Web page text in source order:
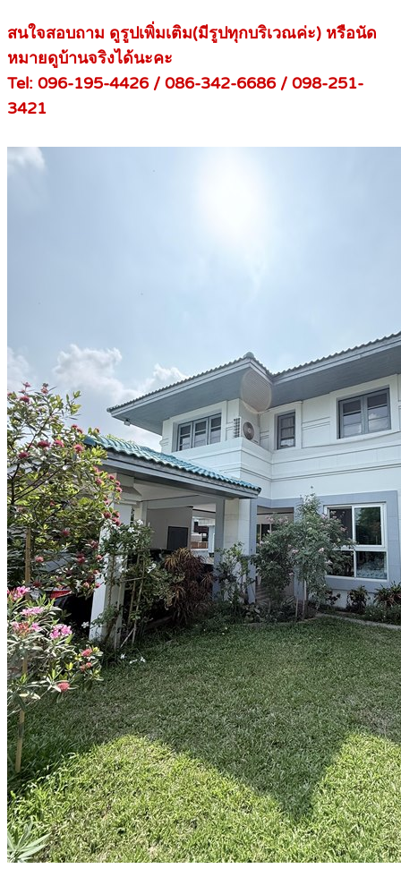
สนใจสอบถาม ดูรูปเพิ่มเติม(มีรูปทุกบริเวณค่ะ) หรือนัด
หมายดูบ้านจริงได้นะคะ
Tel: 096-195-4426 / 086-342-6686 / 098-251-
3421